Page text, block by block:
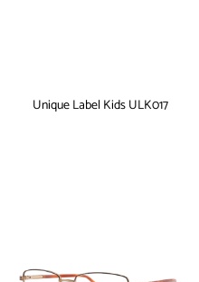
Unique Label Kids ULK017